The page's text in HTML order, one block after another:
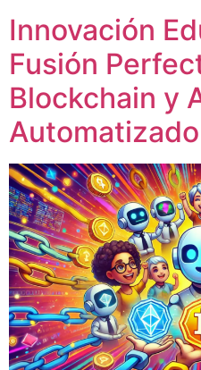
Innovación
Fusión
Blockchain y
Automatizado